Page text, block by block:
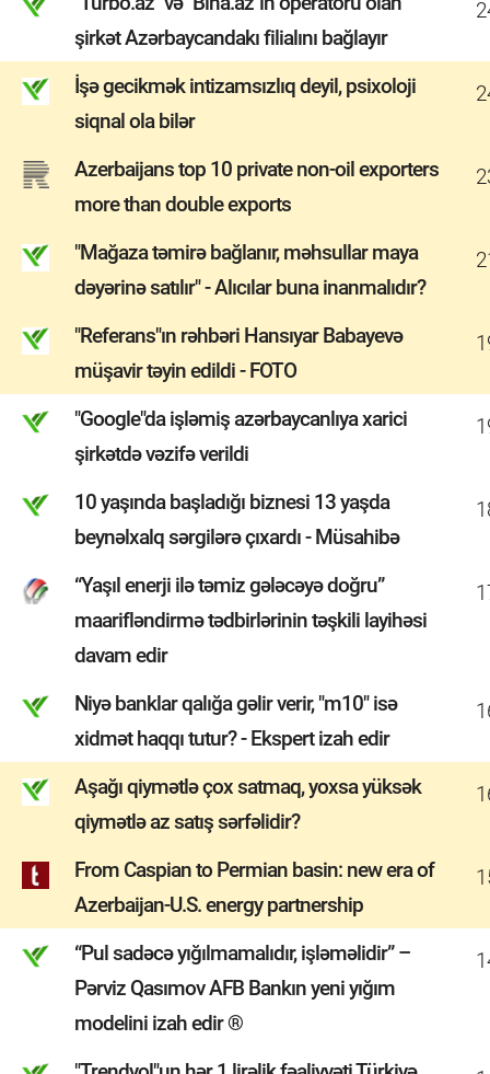
şirkət Azərbaycandakı filialını bağlayır
İşə gecikmək intizamsızlıq deyil, psixoloji
siqnal ola bilər
Azerbaijans top 10 private non-oil exporters
more than double exports
"Mağaza təmirə bağlanır, məhsullar maya
dəyərinə satılır" - Alıcılar buna inanmalıdır?
"Referans"ın rəhbəri Hansıyar Babayevə
müşavir təyin edildi - FOTO
"Google"da işləmiş azərbaycanlıya xarici
şirkətdə vəzifə verildi
10 yaşında başladığı biznesi 13 yaşda
beynəlxalq sərgilərə çıxardı - Müsahibə
“Yaşıl enerji ilə təmiz gələcəyə doğru”
maarifləndirmə tədbirlərinin təşkili layihəsi
davam edir
Niyə banklar qalığa gəlir verir, "m10" isə
xidmət haqqı tutur? - Ekspert izah edir
Aşağı qiymətlə çox satmaq, yoxsa yüksək
qiymətlə az satış sərfəlidir?
From Caspian to Permian basin: new era of
Azerbaijan-U.S. energy partnership
“Pul sadəcə yığılmamalıdır, işləməlidir” –
Pərviz Qasımov AFB Bankın yeni yığım
modelini izah edir ®